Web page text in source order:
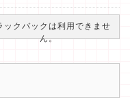
ックバックは利用できませ
ん。